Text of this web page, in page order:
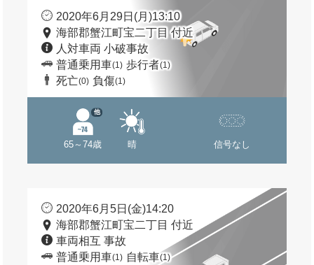
2020年6月29日(月)13:10
海部郡蟹江町宝二丁目 付近
人対車両 小破事故
普通乗用車(1) 歩行者(1)
死亡(0) 負傷(1)
65～74歳
他
晴 信号なし
2020年6月5日(金)14:20
海部郡蟹江町宝二丁目 付近
車両相互 事故
普通乗用車(1) 自転車(1)